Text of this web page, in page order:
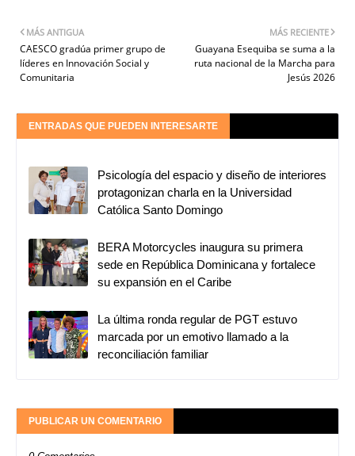
MÁS RECIENTE
Guayana Esequiba se suma a la
ruta nacional de la Marcha para
Jesús 2026
MÁS ANTIGUA
CAESCO gradúa primer grupo de
líderes en Innovación Social y
Comunitaria
ENTRADAS QUE PUEDEN INTERESARTE
Psicología del espacio y diseño de interiores
protagonizan charla en la Universidad
Católica Santo Domingo
BERA Motorcycles inaugura su primera
sede en República Dominicana y fortalece
su expansión en el Caribe
La última ronda regular de PGT estuvo
marcada por un emotivo llamado a la
reconciliación familiar
PUBLICAR UN COMENTARIO